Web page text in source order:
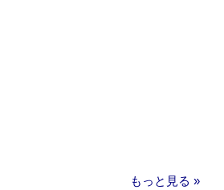
もっと見る »